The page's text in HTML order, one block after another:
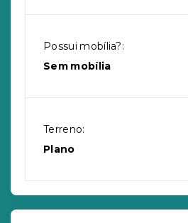
Possui mobília?:
Sem mobília
Terreno:
Plano